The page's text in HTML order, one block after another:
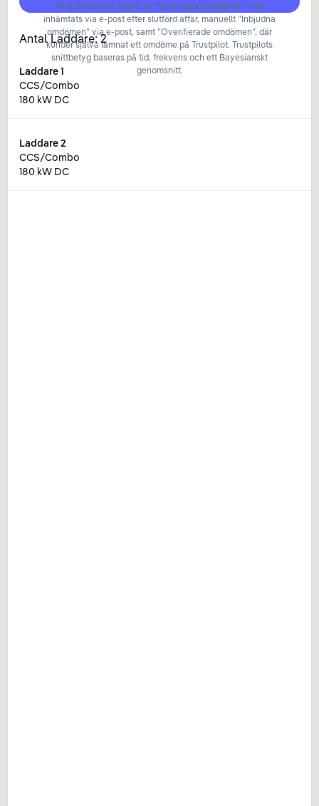
Våra omdömen utgörs av ”Verifierade omdömen” som
inhämtats via e-post efter slutförd affär, manuellt ”Inbjudna
omdömen” via e-post, samt ”Overifierade omdömen”, där
kunder själva lämnat ett omdöme på Trustpilot. Trustpilots
snittbetyg baseras på tid, frekvens och ett Bayesianskt
genomsnitt.
Antal Laddare:2
Laddare1
CCS/Combo
180 kW DC
Laddare2
CCS/Combo
180 kW DC